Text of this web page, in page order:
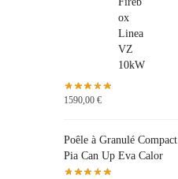
1590,00€
Poêle à Granulé Compact
Pia Can Up Eva Calor